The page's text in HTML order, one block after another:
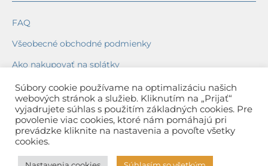
FAQ
Všeobecné obchodné podmienky
Ako nakupovať na splátky
Ochrana osobných údajov
Reklamačný poriadok
Spôsob a cena dopravy
Súbory cookie používame na optimalizáciu našich
webových stránok a služieb. Kliknutím na „Prijať“
vyjadrujete súhlas s použitím základných cookies. Pre
povolenie viac cookies, ktoré nám pomáhajú pri
prevádzke kliknite na nastavenia a povoľte všetky
cookies.